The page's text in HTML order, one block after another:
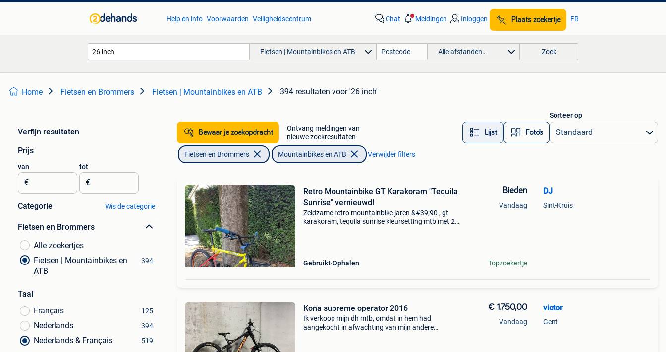
Help en info Voorwaarden Veiligheidscentrum Chat Meldingen Inloggen Plaats zoekertje FR
Fietsen | Mountainbikes en ATB Alle afstanden… Zoek
Home Fietsen en Brommers Fietsen | Mountainbikes en ATB 394 resultaten voor '26 inch'
Verfijn resultaten
Prijs
van
€
tot
€
Categorie Wis de categorie
Fietsen en Brommers
Alle zoekertjes
Fietsen | Mountainbikes en
ATB
394
Taal
Français
125
Nederlands 394
Nederlands & Français 519
Bewaar je zoekopdracht
Ontvang meldingen van
nieuwe zoekresultaten
Lijst Foto’s
Sorteer op
Fietsen en Brommers Mountainbikes en ATB Verwijder filters
Retro Mountainbike GT Karakoram "Tequila
Sunrise" vernieuwd!
Zeldzame retro mountainbike jaren &#39;90 , gt
karakoram, tequila sunrise kleursetting mtb met 26
Gebruikt Ophalen
Bieden
Vandaag
Topzoekertje
DJ
Sint-Kruis
Kona supreme operator 2016
Ik verkoop mijn dh mtb, omdat in hem had
aangekocht in afwachting van mijn andere
€ 1.750,00
Vandaag
victor
Gent